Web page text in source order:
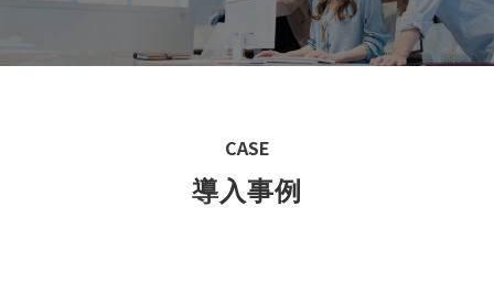
導入事例
お役立ち情報
よくあるご質問
CASE
導入事例